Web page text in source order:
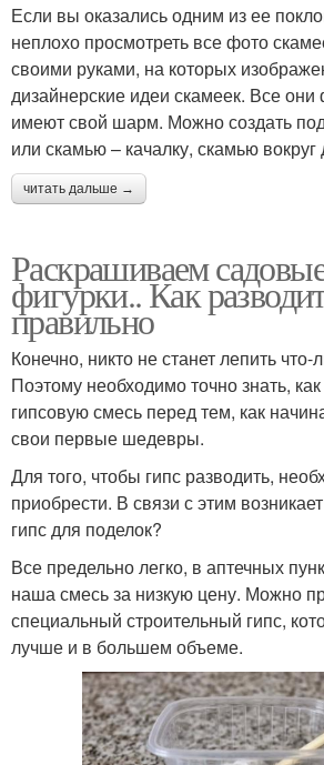
Если вы оказались одним из ее
неплохо просмотреть все фото
своими руками, на которых
дизайнерские идеи скамеек. Все
имеют свой шарм. Можно создать
или скамью – качалку, скамью вокруг
читать дальше →
Раскрашиваем
фигурки.. Как
правильно
Конечно, никто не станет лепить
Поэтому необходимо точно знать,
гипсовую смесь перед тем, как
свои первые шедевры.
Для того, чтобы гипс разводить,
приобрести. В связи с этим
гипс для поделок?
Все предельно легко, в аптечных
наша смесь за низкую цену. Можно
специальный строительный гипс,
лучше и в большем объеме.